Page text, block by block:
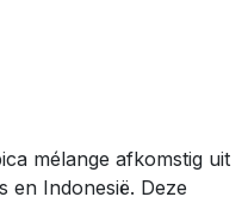
mélange afkomstig uit
en Indonesië. Deze